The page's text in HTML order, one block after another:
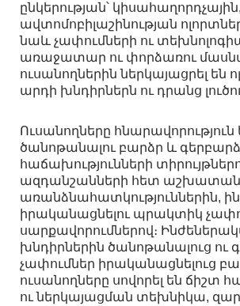
ընկերության՝ կիսահաղորդչային,
ավտոմոբիլաշինության
նաև չափումների ու
առաջատար ու փորձառու
ուսանողներին ներկայացրել են
արդի խնդիրներն ու դրանց
Ուսանողները հնարավորություն
ծանոթանալու բարձր և
հաճախությունների
ազդանշանների հետ
առանձնահատկություններին,
իրականացնելու պրակտիկ
սարքավորումներով։
խնդիրներին ծանոթանալուց ու
չափումներ իրականացնելուց
ուսանողները սովորել են ճիշտ
ու ներկայացման տեխնիկա,